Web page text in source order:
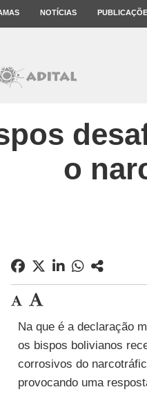
NOTÍCIAS
o
Na que é a declaração
os bispos bolivianos
corrosivos do
provocando uma